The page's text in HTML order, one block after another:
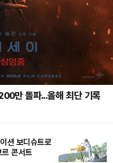
만 돌파...올해 최단 기록
션 보디슈트로
콘서트